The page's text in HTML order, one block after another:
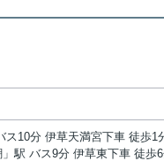
ス10分 伊草天満宮下車 徒歩1
駅 バス9分 伊草東下車 徒歩